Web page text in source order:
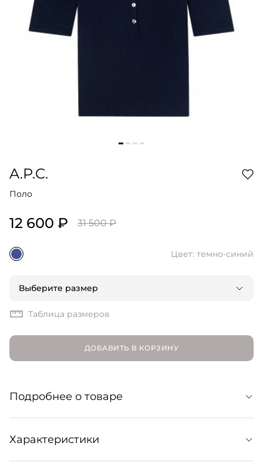
A.P.C.
Поло
12 600 ₽ 31 500 ₽
Цвет: темно-синий
Выберите размер
Таблица размеров
ДОБАВИТЬ В КОРЗИНУ
Подробнее о товаре
Синее трикотажное поло — лаконичная, элегантная,
удобная вещь, которая хорошо смотрится как в
Характеристики